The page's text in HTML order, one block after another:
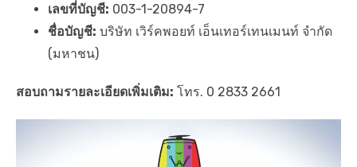
เลขที่บัญชี: 003-1-20894-7
ชื่อบัญชี: บริษัท เวิร์คพอยท์ เอ็นเทอร์เทนเมนท์ จำกัด
(มหาชน)
สอบถามรายละเอียดเพิ่มเติม: โทร. 0 2833 2661